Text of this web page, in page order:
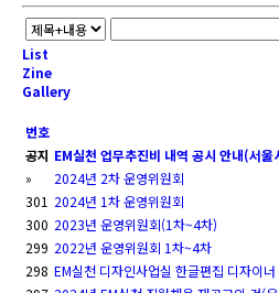
List
Zine
Gallery
번호
공지 EM실천 업무추진비 내역 공시 안내(서
»
2024년 2차 운영위원회
301 2024년 1차 운영위원회
300 2023년 운영위원회(1차~4차)
299 2022년 운영위원회 1차~4차
298 EM실천 디자인사업실 한글편집 디자이